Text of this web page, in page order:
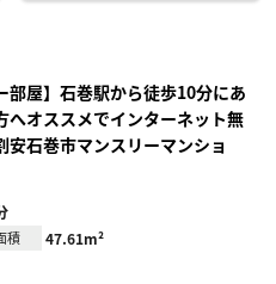
部屋】石巻駅から徒歩10分にあ
オススメでインターネット無
石巻市マンスリーマンショ
積 47.61m²